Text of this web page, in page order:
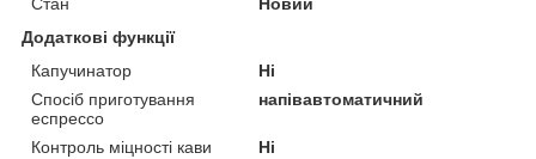
Стан
Новий
Додаткові функції
Капучинатор
Ні
Спосіб приготування
еспрессо
напівавтоматичний
Контроль міцності кави
Ні